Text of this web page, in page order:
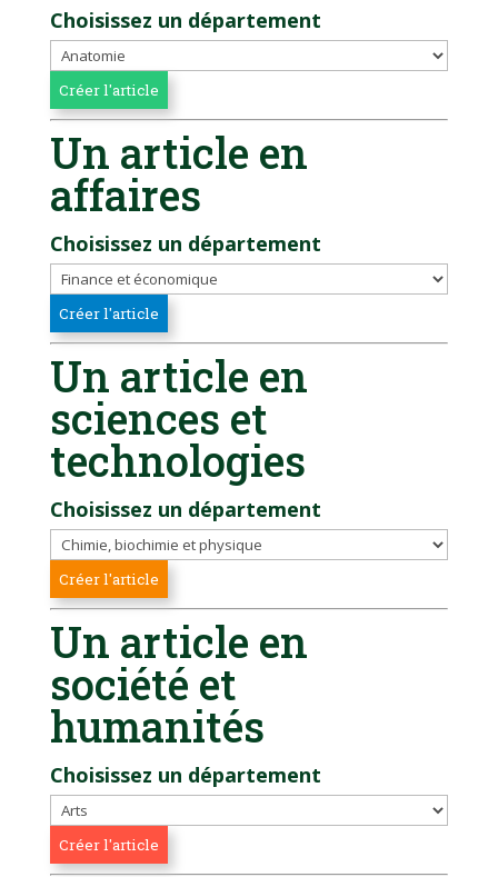
Choisissez un département
Un article en
affaires
Choisissez un département
Un article en
sciences et
technologies
Choisissez un département
Un article en
société et
humanités
Choisissez un département